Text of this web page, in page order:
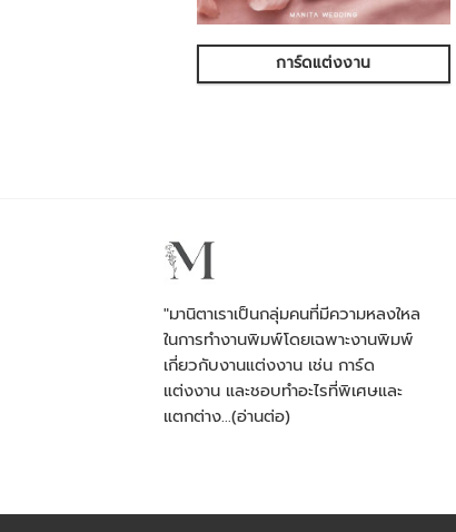
การ์ดแต่งงาน
"มานิตาเราเป็นกลุ่มคนที่มีความหลงใหล
ในการทำงานพิมพ์โดยเฉพาะงานพิมพ์
เกี่ยวกับงานแต่งงาน เช่น การ์ด
แต่งงาน และชอบทำอะไรที่พิเศษและ
แตกต่าง…(อ่านต่อ)